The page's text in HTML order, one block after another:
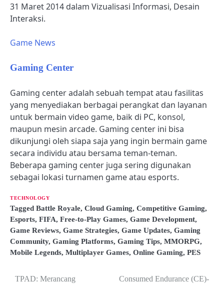
31 Maret 2014 dalam Vizualisasi Informasi, Desain
Interaksi.
Game News
Gaming Center
Gaming center adalah sebuah tempat atau fasilitas
yang menyediakan berbagai perangkat dan layanan
untuk bermain video game, baik di PC, konsol,
maupun mesin arcade. Gaming center ini bisa
dikunjungi oleh siapa saja yang ingin bermain game
secara individu atau bersama teman-teman.
Beberapa gaming center juga sering digunakan
sebagai lokasi turnamen game atau esports.
TECHNOLOGY
Tagged Battle Royale, Cloud Gaming, Competitive Gaming,
Esports, FIFA, Free-to-Play Games, Game Development,
Game Reviews, Game Strategies, Game Updates, Gaming
Community, Gaming Platforms, Gaming Tips, MMORPG,
Mobile Legends, Multiplayer Games, Online Gaming, PES
P
TPAD: Merancang Consumed Endurance (CE)-